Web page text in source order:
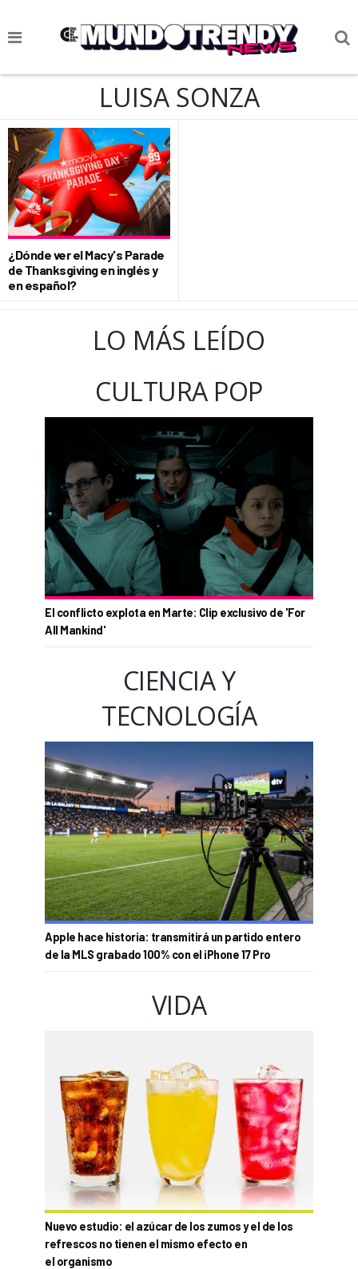
NOTICIAS
CIENCIA Y TECNOLOGÍA
VIDA
SOCIEDAD
CULTURIZANDO.COM
LUISA SONZA
¿Dónde ver el Macy's Parade
de Thanksgiving en inglés y
en español?
LO MÁS LEÍDO
CULTURA POP
El conflicto explota en Marte: Clip exclusivo de 'For
All Mankind'
CIENCIA Y
TECNOLOGÍA
Apple hace historia: transmitirá un partido entero
de la MLS grabado 100% con el iPhone 17 Pro
VIDA
Nuevo estudio: el azúcar de los zumos y el de los
refrescos no tienen el mismo efecto en
el organismo